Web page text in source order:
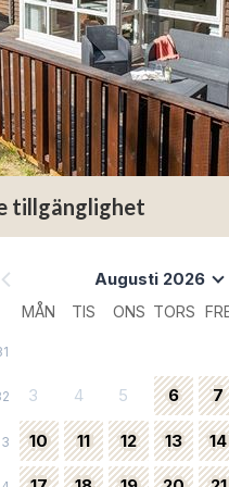
tillgänglighet
Augusti 2026
MÅN TIS ONS TORS
3 4 5 6 7
10 11 12 13 14